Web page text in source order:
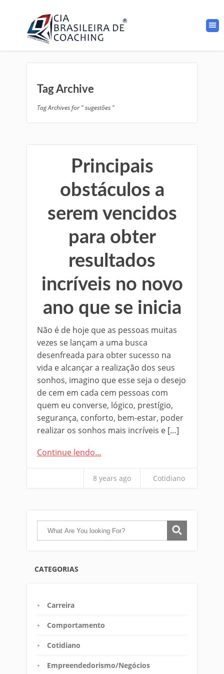
Tag Archive
Tag Archives for " sugestões "
Principais
obstáculos a
serem vencidos
para obter
resultados
incríveis no novo
ano que se inicia
Não é de hoje que as pessoas muitas
vezes se lançam a uma busca
desenfreada para obter sucesso na
vida e alcançar a realização dos seus
sonhos, imagino que esse seja o desejo
de cem em cada cem pessoas com
quem eu converse, lógico, prestígio,
segurança, conforto, bem-estar, poder
realizar os sonhos mais incríveis e […]
Continue lendo...
8 years ago Cotidiano
CATEGORIAS
Carreira
Comportamento
Cotidiano
Empreendedorismo/Negócios